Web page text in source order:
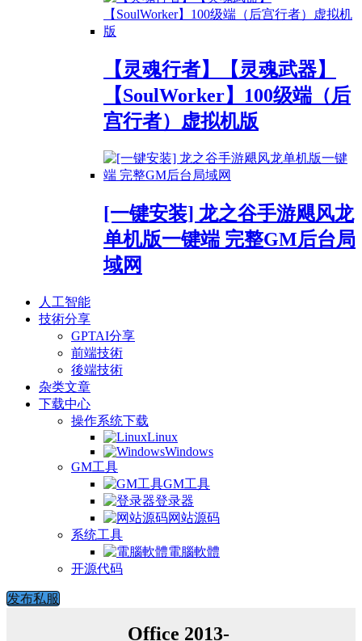
【灵魂行者】【灵魂武器】
【SoulWorker】100级端（后
宫行者）虚拟机版
[一键安装] 龙之谷手游飓风龙
单机版一键端 完整GM后台局
域网
人工智能
技術分享
GPTAI分享
前端技術
後端技術
杂类文章
下载中心
操作系统下载
Linux
Windows
GM工具
GM工具
登录器
网站源码
系统工具
電腦軟體
开源代码
发布私服
Office 2013-